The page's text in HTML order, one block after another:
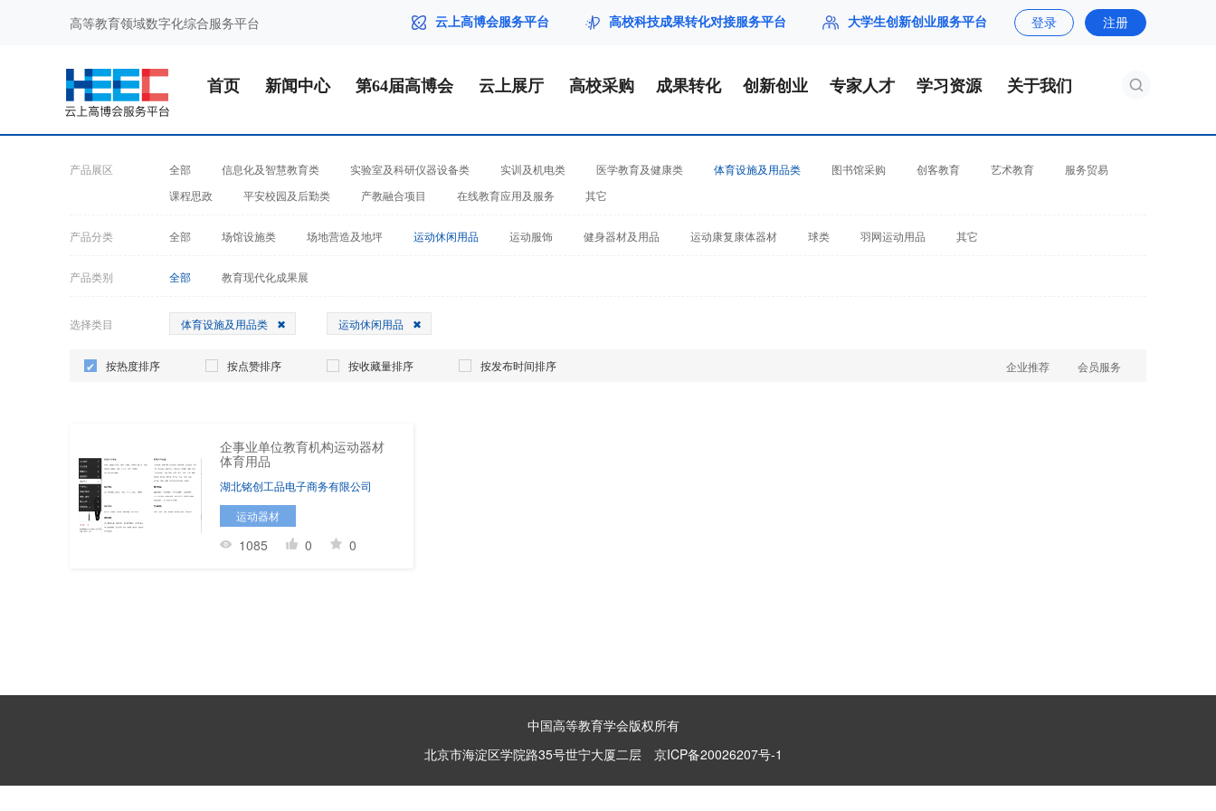
高等教育领域数字化综合服务平台 云上高博会服务平台 高校科技成果转化对接服务平台 大学生创新创业服务平台 登录 注册
首页 新闻中心 第64届高博会 云上展厅 高校采购 成果转化 创新创业 专家人才 学习资源 关于我们
产品展区 全部 信息化及智慧教育类 实验室及科研仪器设备类 实训及机电类 医学教育及健康类 体育设施及用品类 图书馆采购 创客教育 艺术教育
服务贸易
课程思政
平安校园及后勤类 产教融合项目 在线教育应用及服务 其它
产品分类 全部 场馆设施类 场地营造及地坪 运动休闲用品 运动服饰 健身器材及用品 运动康复康体器材 球类 羽网运动用品 其它
产品类别 全部 教育现代化成果展
选择类目 体育设施及用品类 运动休闲用品
按热度排序 按点赞排序 按收藏量排序 按发布时间排序 企业推荐 会员服务
企事业单位教育机构运动器材
体育用品
湖北铭创工品电子商务有限公司
运动器材
1085 0 0
中国高等教育学会版权所有
北京市海淀区学院路35号世宁大厦二层
京ICP备20026207号-1